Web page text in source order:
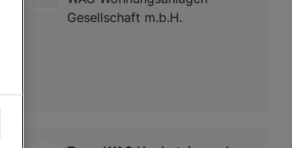
Gesellschaft m.b.H.